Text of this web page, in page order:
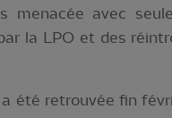
menacée avec
la LPO et des
été retrouvée fin